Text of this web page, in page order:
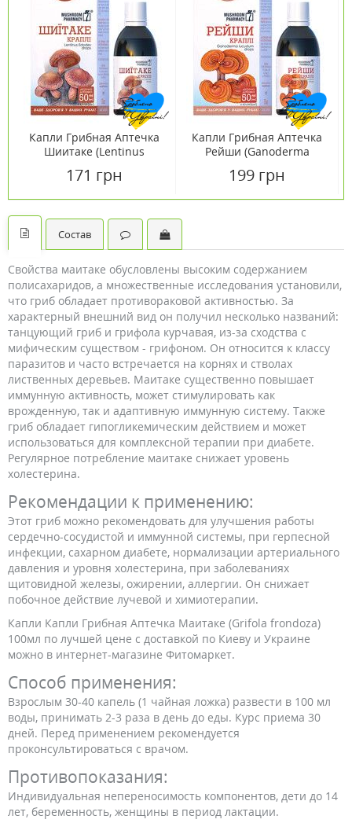
Капли Грибная Аптечка
Шиитаке (Lentinus
171 грн
Капли Грибная Аптечка
Рейши (Ganoderma
199 грн
Состав
Свойства маитаке обусловлены высоким содержанием
полисахаридов, а множественные исследования установили,
что гриб обладает противораковой активностью. За
характерный внешний вид он получил несколько названий:
танцующий гриб и грифола курчавая, из-за сходства с
мифическим существом - грифоном. Он относится к классу
паразитов и часто встречается на корнях и стволах
лиственных деревьев. Маитаке существенно повышает
иммунную активность, может стимулировать как
врожденную, так и адаптивную иммунную систему. Также
гриб обладает гипогликемическим действием и может
использоваться для комплексной терапии при диабете.
Регулярное потребление маитаке снижает уровень
холестерина.
Рекомендации к применению:
Этот гриб можно рекомендовать для улучшения работы
сердечно-сосудистой и иммунной системы, при герпесной
инфекции, сахарном диабете, нормализации артериального
давления и уровня холестерина, при заболеваниях
щитовидной железы, ожирении, аллергии. Он снижает
побочное действие лучевой и химиотерапии.
Капли Капли Грибная Аптечка Маитаке (Grifola frondoza)
100мл по лучшей цене с доставкой по Киеву и Украине
можно в интернет-магазине Фитомаркет.
Способ применения:
Взрослым 30-40 капель (1 чайная ложка) развести в 100 мл
воды, принимать 2-3 раза в день до еды. Курс приема 30
дней. Перед применением рекомендуется
проконсультироваться с врачом.
Противопоказания:
Индивидуальная непереносимость компонентов, дети до 14
лет, беременность, женщины в период лактации.